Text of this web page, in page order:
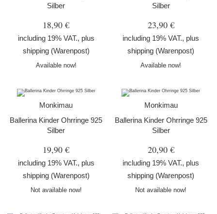
Silber
18,90 €
including 19% VAT., plus
shipping (Warenpost)
Available now!
Silber
23,90 €
including 19% VAT., plus
shipping (Warenpost)
Available now!
Monkimau
Ballerina Kinder Ohrringe 925
Silber
19,90 €
including 19% VAT., plus
shipping (Warenpost)
Not available now!
Monkimau
Ballerina Kinder Ohrringe 925
Silber
20,90 €
including 19% VAT., plus
shipping (Warenpost)
Not available now!